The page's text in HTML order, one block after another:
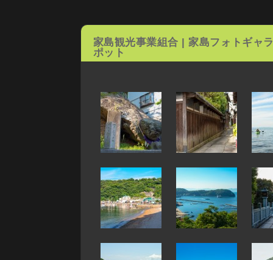
家島観光事業組合 | 家島フォトギャ
ポット